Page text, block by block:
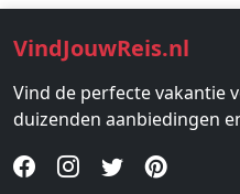
VindJouwReis.nl
Vind de perfecte vakantie
duizenden aanbiedingen